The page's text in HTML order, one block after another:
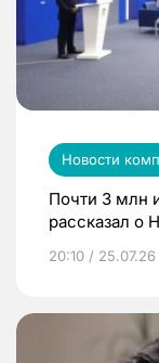
Новости
Почти 3 млн
рассказал о
20:10 / 25.07.26